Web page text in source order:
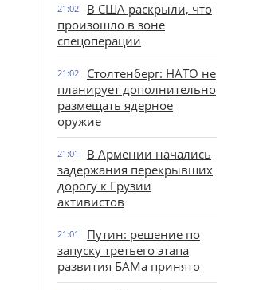
21:02
В США раскрыли, что
произошло в зоне
спецоперации
21:02
Столтенберг: НАТО не
планирует дополнительно
размещать ядерное
оружие
21:01
В Армении начались
задержания перекрывших
дорогу к Грузии
активистов
21:01
Путин: решение по
запуску третьего этапа
развития БАМа принято